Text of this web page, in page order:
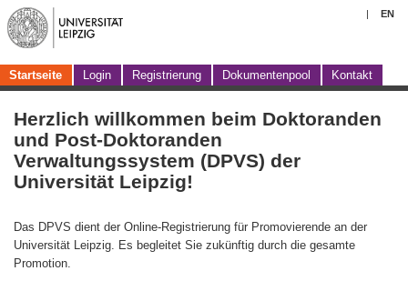
| EN
Startseite Login Registrierung Dokumentenpool Kontakt
Herzlich willkommen beim Doktoranden
und Post-Doktoranden
Verwaltungssystem (DPVS) der
Universität Leipzig!
Das DPVS dient der Online-Registrierung für Promovierende an der
Universität Leipzig. Es begleitet Sie zukünftig durch die gesamte
Promotion.